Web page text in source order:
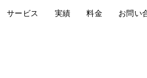
サービス 実績 料金 お問い